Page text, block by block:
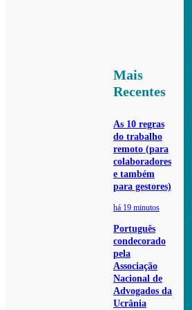
Mais
Recentes
As 10 regras
do trabalho
remoto (para
colaboradores
e também
para gestores)
há 19 minutos
Português
condecorado
pela
Associação
Nacional de
Advogados da
Ucrânia